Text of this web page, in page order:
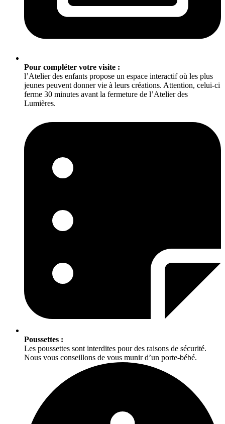
Pour compléter votre visite :
l’Atelier des enfants propose un espace interactif où les plus
jeunes peuvent donner vie à leurs créations. Attention, celui-ci
ferme 30 minutes avant la fermeture de l’Atelier des
Lumières.
Poussettes :
Les poussettes sont interdites pour des raisons de sécurité.
Nous vous conseillons de vous munir d’un porte-bébé.